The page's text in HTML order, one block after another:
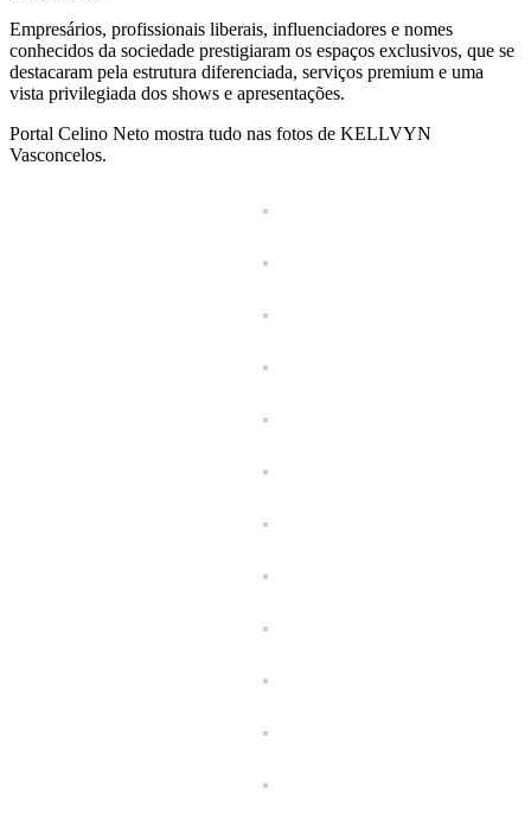
Empresários, profissionais liberais, influenciadores e nomes
conhecidos da sociedade prestigiaram os espaços exclusivos, que se
destacaram pela estrutura diferenciada, serviços premium e uma
vista privilegiada dos shows e apresentações.
Portal Celino Neto mostra tudo nas fotos de KELLVYN
Vasconcelos.